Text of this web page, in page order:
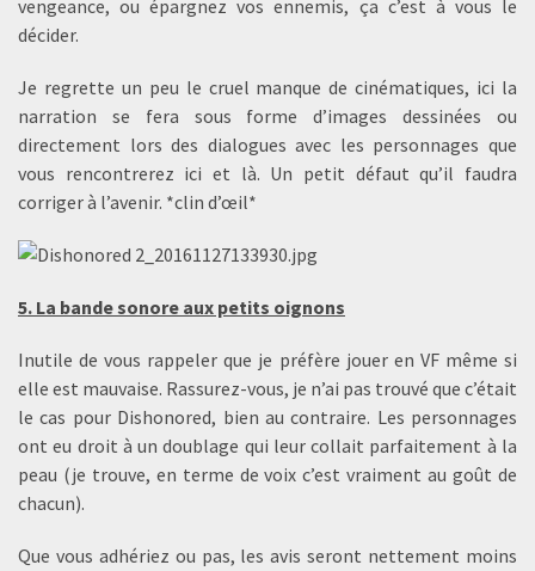
vengeance, ou épargnez vos ennemis, ça c’est à vous le
décider.
Je regrette un peu le cruel manque de cinématiques, ici la
narration se fera sous forme d’images dessinées ou
directement lors des dialogues avec les personnages que
vous rencontrerez ici et là. Un petit défaut qu’il faudra
corriger à l’avenir. *clin d’œil*
5. La bande sonore aux petits oignons
Inutile de vous rappeler que je préfère jouer en VF même si
elle est mauvaise. Rassurez-vous, je n’ai pas trouvé que c’était
le cas pour Dishonored, bien au contraire. Les personnages
ont eu droit à un doublage qui leur collait parfaitement à la
peau (je trouve, en terme de voix c’est vraiment au goût de
chacun).
Que vous adhériez ou pas, les avis seront nettement moins